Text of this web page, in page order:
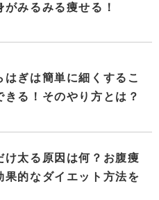
がみるみる痩せる！
はぎは簡単に細くするこ
きる！そのやり方とは？
け太る原因は何？お腹痩
果的なダイエット方法を